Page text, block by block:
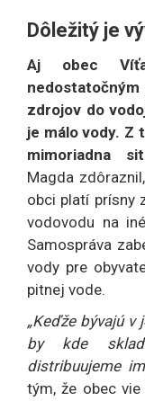
Dôležitý je
Aj obec
zdrojov do
je málo vody. Z
mimoriadna
Magda
obci platí prísny
vodovodu na
Samospráva
vody pre
pitnej vode.
„Keďže bývajú
by kde
distribuujeme
tým, že obec